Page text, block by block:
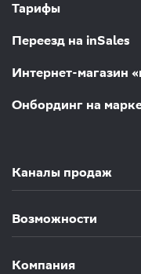
Тарифы
Переезд на inSales
Интернет-магазин
Онбординг на
Каналы продаж
Возможности
Компания